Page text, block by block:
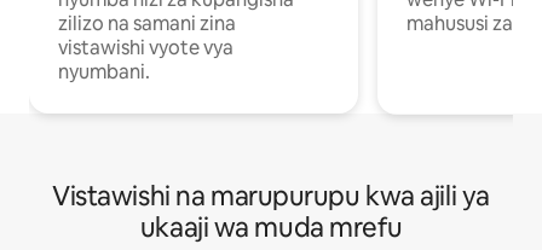
zilizo na samani zina
vistawishi vyote vya
nyumbani.
mahususi za
Vistawishi na marupurupu kwa ajili ya
ukaaji wa muda mrefu